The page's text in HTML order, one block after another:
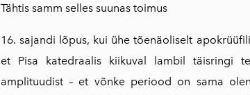
Tähtis samm selles suunas toimus
16. sajandi lõpus, kui ühe tõenäoliselt
et Pisa katedraalis kiikuval lambil täisringi
amplituudist – et võnke periood on sama